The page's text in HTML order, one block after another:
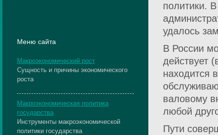
политики.
удалось
В России
действует
находится
валовому
любой
Пути
Меню сайта
Макроэкономический рост
Сущность и причины экономического
роста
Макроэкономическая политика
государства
Инструменты макроэкономической
политики государства